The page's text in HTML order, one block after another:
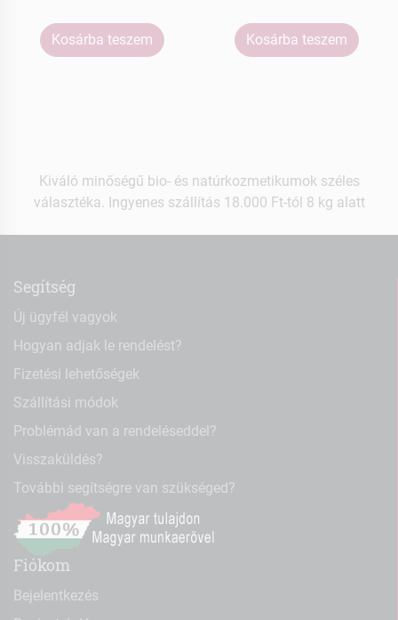
Kosárba teszem Kosárba teszem
Kiváló minőségű bio- és natúrkozmetikumok széles
választéka. Ingyenes szállítás 18.000 Ft-tól 8 kg alatt
Segítség
Új ügyfél vagyok
Hogyan adjak le rendelést?
Fizetési lehetőségek
Szállítási módok
Problémád van a rendeléseddel?
Visszaküldés?
További segítségre van szükséged?
Fiókom
Bejelentkezés